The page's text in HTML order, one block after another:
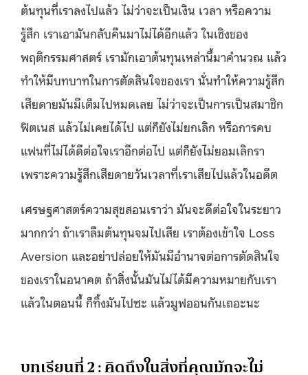
ต้นทุนที่เราลงไปแล้ว ไม่ว่าจะเป็นเงิน เวลา หรือความ
รู้สึก เราเอามันกลับคืนมาไม่ได้อีกแล้ว ในเชิงของ
พฤติกรรมศาสตร์ เรามักเอาต้นทุนเหล่านี้มาคำนวณ แล้ว
ทำให้มีบทบาทในการตัดสินใจของเรา นั่นทำให้ความรู้สึก
เสียดายมันมีเต็มไปหมดเลย ไม่ว่าจะเป็นการเป็นสมาชิก
ฟิตเนส แล้วไม่เคยได้ไป แต่ก็ยังไม่ยกเลิก หรือการคบ
แฟนที่ไม่ได้ดีต่อใจเราอีกต่อไป แต่ก็ยังไม่ยอมเลิกรา
เพราะความรู้สึกเสียดายวันเวลาที่เราเสียไปแล้วในอดีต
เศรษฐศาสตร์ความสุขสอนเราว่า มันจะดีต่อใจในระยาว
มากกว่า ถ้าเราลืมต้นทุนจมไปเสีย เราต้องเข้าใจ Loss
Aversion และอย่าปล่อยให้มันมีอำนาจต่อการตัดสินใจ
ของเราในอนาคต ถ้าสิ่งนั้นมันไม่ได้มีความหมายกับเรา
แล้วในตอนนี้ ก็ทิ้งมันไปซะ แล้วมูฟออนกันเถอะนะ
บทเรียนที่ 2 : คิดถึงในสิ่งที่คุณมักจะไม่